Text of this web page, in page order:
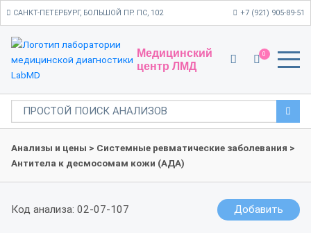
САНКТ-ПЕТЕРБУРГ, БОЛЬШОЙ ПР. ПС, 102 +7 (921) 905-89-51
Медицинский
центр ЛМД
0
Анализы и цены > Системные ревматические заболевания >
Антитела к десмосомам кожи (АДА)
Код анализа: 02-07-107 Добавить